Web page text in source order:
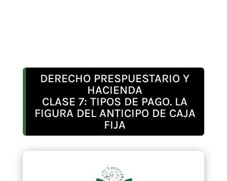
DERECHO PRESPUESTARIO Y
HACIENDA
CLASE 7: TIPOS DE PAGO. LA
FIGURA DEL ANTICIPO DE CAJA
FIJA